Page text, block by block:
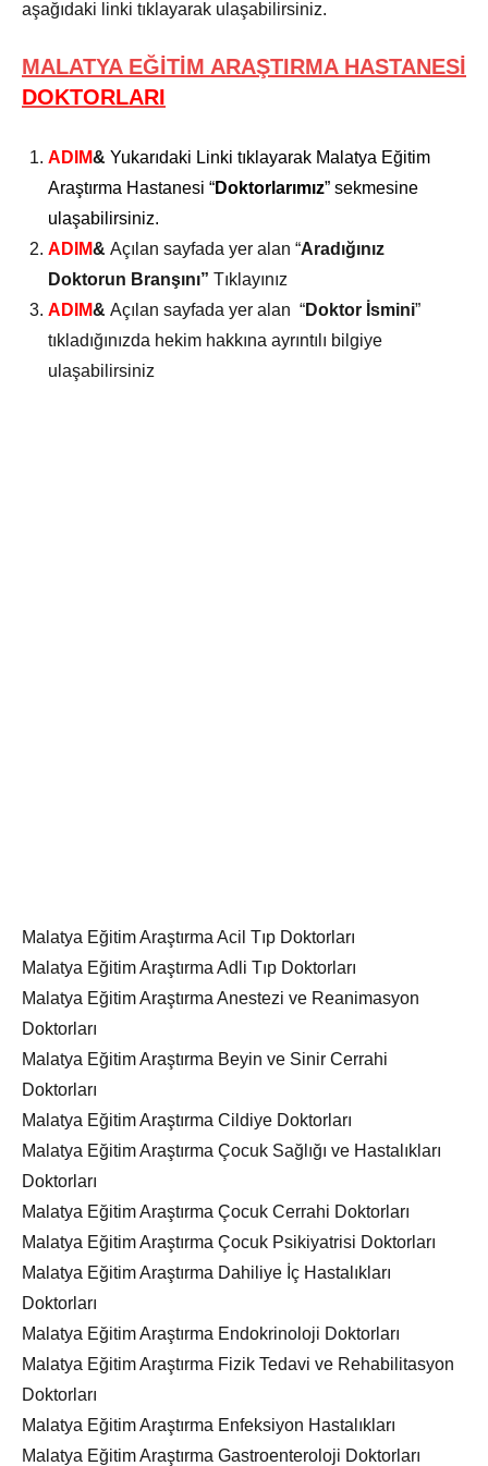
aşağıdaki linki tıklayarak ulaşabilirsiniz.
MALATYA EĞİTİM ARAŞTIRMA HASTANESİ
DOKTORLARI
ADIM& Yukarıdaki Linki tıklayarak Malatya Eğitim
Araştırma Hastanesi “Doktorlarımız” sekmesine
ulaşabilirsiniz.
ADIM& Açılan sayfada yer alan “Aradığınız
Doktorun Branşını” Tıklayınız
ADIM& Açılan sayfada yer alan “Doktor İsmini”
tıkladığınızda hekim hakkına ayrıntılı bilgiye
ulaşabilirsiniz
Malatya Eğitim Araştırma Acil Tıp Doktorları
Malatya Eğitim Araştırma Adli Tıp Doktorları
Malatya Eğitim Araştırma Anestezi ve Reanimasyon
Doktorları
Malatya Eğitim Araştırma Beyin ve Sinir Cerrahi
Doktorları
Malatya Eğitim Araştırma Cildiye Doktorları
Malatya Eğitim Araştırma Çocuk Sağlığı ve Hastalıkları
Doktorları
Malatya Eğitim Araştırma Çocuk Cerrahi Doktorları
Malatya Eğitim Araştırma Çocuk Psikiyatrisi Doktorları
Malatya Eğitim Araştırma Dahiliye İç Hastalıkları
Doktorları
Malatya Eğitim Araştırma Endokrinoloji Doktorları
Malatya Eğitim Araştırma Fizik Tedavi ve Rehabilitasyon
Doktorları
Malatya Eğitim Araştırma Enfeksiyon Hastalıkları
Malatya Eğitim Araştırma Gastroenteroloji Doktorları